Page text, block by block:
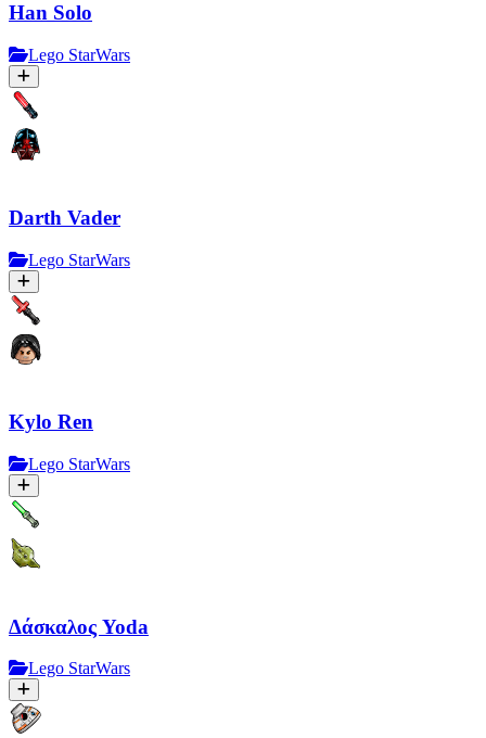
Han Solo
Lego StarWars
Darth Vader
Lego StarWars
Kylo Ren
Lego StarWars
Δάσκαλος Yoda
Lego StarWars